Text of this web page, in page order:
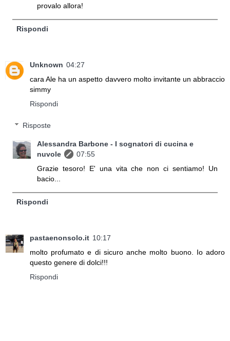
provalo allora!
Rispondi
Unknown 04:27
cara Ale ha un aspetto davvero molto invitante un abbraccio
simmy
Rispondi
Risposte
Alessandra Barbone - I sognatori di cucina e
nuvole
07:55
Grazie tesoro! E' una vita che non ci sentiamo! Un
bacio...
Rispondi
pastaenonsolo.it 10:17
molto profumato e di sicuro anche molto buono. Io adoro
questo genere di dolci!!!
Rispondi